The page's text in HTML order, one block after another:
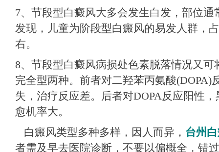
7、节段型白癜风大多会发生白发，部位
发现，儿童为阶段型白癜风的易发人群，
右。
8、节段型白癜风病损处色素脱落情况又
完全型两种。前者对二羟苯丙氨酸(DOPA)
失，治疗反应差。后者对DOPA反应阳性
愈机率大。
白癜风类型多种多样，因人而异， 台州
者需及早去医院诊断，不要以偏概全，错